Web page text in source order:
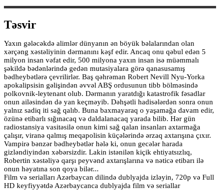
Təsvir
Yaxın gələcəkdə alimlər dünyanın ən böyük bəlalarından olan
xərçəng xəstəliyinin dərmanını kəşf edir. Ancaq onu qəbul edən 5
milyon insan vəfat edir, 500 milyona yaxın insan isə müəmmalı
şəkildə bədənlərində gedən mutasiyalara görə qanasusamış
bədheybətlərə çevrilirlər. Baş qəhrəman Robert Nevill Nyu-Yorka
apokalipsisin gəlişindən əvvəl ABŞ ordusunun tibb bölməsində
polkovnik-leytenant olub. Dərmanın yaratdığı katastrofik fəsadlar
onun ailəsindən də yan keçməyib. Dəhşətli hadisələrdən sonra onun
yalnız sadiq iti sağ qalıb. Buna baxmayaraq o yaşamağa davam edir,
özünə etibarlı sığınacaq və daldalanacaq yarada bilib. Hər gün
radiostansiya vasitəsilə onun kimi sağ qalan insanları axtarmağa
çalışır, viranə qalmış meqapolisin küçələrində ərzaq axtarışına çıxır.
Vampirə bənzər bədheybətlər hələ ki, onun gecələr harada
gizləndiyindən xəbərsizdir. Lakin istənilən kiçik ehtiyatsızlıq,
Robertin xəstəliyə qarşı peyvənd axtarışlarına və nəticə etibarı ilə
onun həyatına son qoya bilər...
Film və serialları Azərbaycan dilində dublyajda izləyin, 720p və Full
HD keyfiyyətdə Azərbaycanca dublyajda film və seriallar